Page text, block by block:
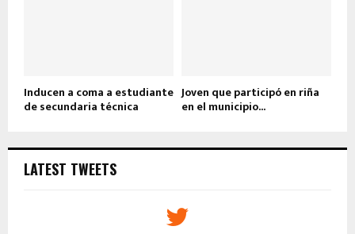
Inducen a coma a estudiante
de secundaria técnica
Joven que participó en riña
en el municipio...
LATEST TWEETS